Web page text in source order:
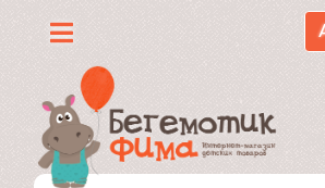
Каталог
О
нас